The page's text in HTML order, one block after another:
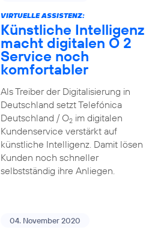
VIRTUELLE ASSISTENZ:
Künstliche Intelligenz
macht digitalen O 2
Service noch
komfortabler
Als Treiber der Digitalisierung in
Deutschland setzt Telefónica
Deutschland / O2im digitalen
Kundenservice verstärkt auf
künstliche Intelligenz. Damit lösen
Kunden noch schneller
selbstständig ihre Anliegen.
04. November 2020